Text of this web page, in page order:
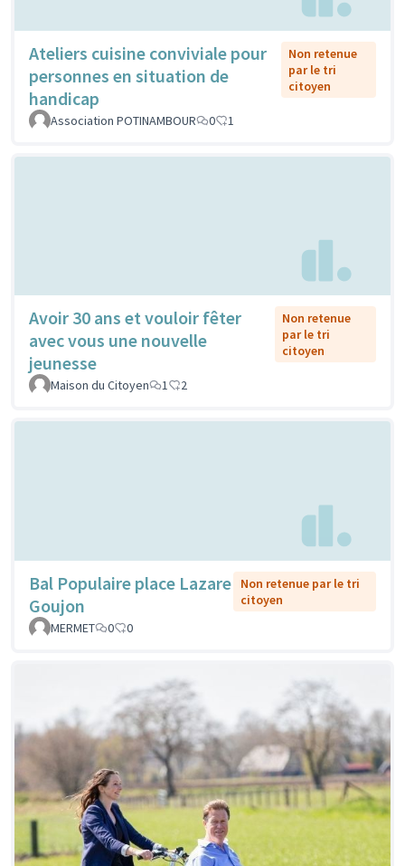
Ateliers cuisine conviviale pour
personnes en situation de
handicap
Non retenue
par le tri
citoyen
Association POTINAMBOUR 0 1
Avoir 30 ans et vouloir fêter
avec vous une nouvelle
jeunesse
Non retenue
par le tri
citoyen
Maison du Citoyen 1 2
Bal Populaire place Lazare
Goujon
Non retenue par le tri
citoyen
MERMET
0 0